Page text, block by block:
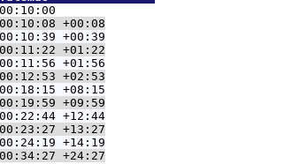
+00:08
+00:39
+01:22
+01:56
+02:53
+08:15
+09:59
+12:44
+13:27
+14:19
+24:27